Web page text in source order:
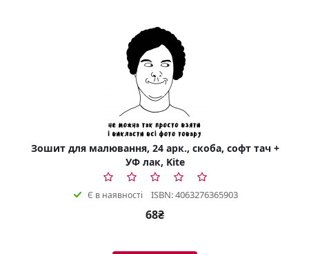
Зошит для малювання, 24 арк., скоба, софт тач +
УФ лак, Kite
Є в наявності ISBN: 4063276365903
68₴